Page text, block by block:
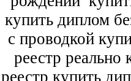
купить диплом
с проводкой
реестр реально
реестр купить